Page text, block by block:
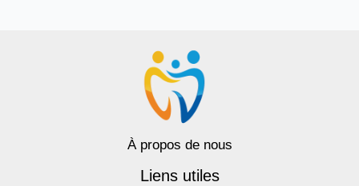
À propos de nous
Liens utiles